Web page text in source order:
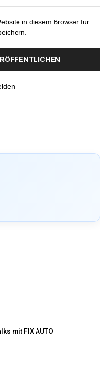
in diesem Browser für
mit FIX AUTO